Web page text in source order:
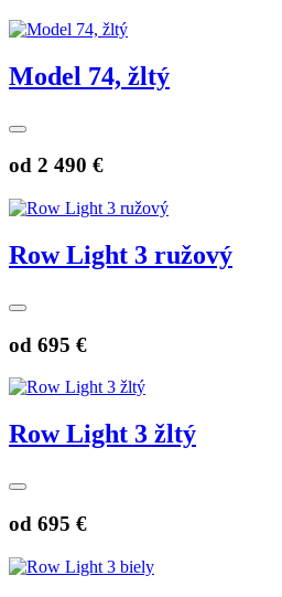
Model 74, žltý
od 2 490 €
Row Light 3 ružový
od 695 €
Row Light 3 žltý
od 695 €